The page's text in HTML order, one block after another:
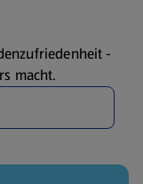
-
macht.